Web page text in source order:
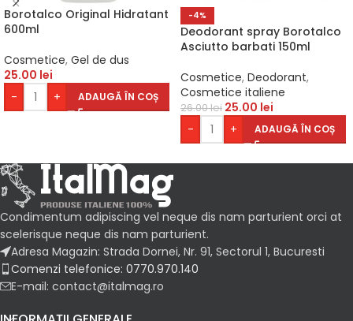
Borotalco Original Hidratant
600ml
Cosmetice, Gel de dus
25.00 lei
-
+ ADAUGĂ ÎN COȘ
-4%
Deodorant spray Borotalco
Asciutto barbati 150ml
Cosmetice, Deodorant,
Cosmetice italiene
26.00lei 25.00 lei
-
+ ADAUGĂ ÎN COȘ
Condimentum adipiscing vel neque dis nam parturient orci at
scelerisque neque dis nam parturient.
Adresa Magazin: Strada Dornei, Nr. 91, Sectorul 1, Bucuresti
Comenzi telefonice: 0770.970.140
E-mail: contact@italmag.ro